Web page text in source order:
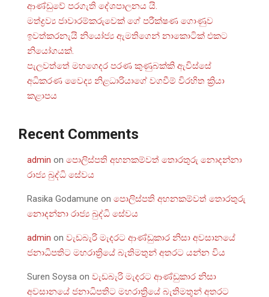
ආණ්ඩුවේ පරගැති දේශපාලනය යි.
මත්ද්‍රව්‍ය ජාවාරම්කරුවෙක් ගේ පරීක්ෂණ ගොණුව
ඉවත්කරනැයි නියෝජ්‍ය ඇමතිගෙන් නාකොටික් එකට
නියෝගයක්.
පැලවත්තේ මහගෙදර පරණ කුණුබක්කි ඇවිස්සේ
අධිකරණ වෛද්‍ය නිළධාරියාගේ වගවීම් විරහිත ක්‍රියා
කළාපය
Recent Comments
admin on පොලිස්පති අහනකම්වත් තොරතුරු නොදන්නා
රාජ්‍ය බුද්ධි සේවය
Rasika Godamune on පොලිස්පති අහනකම්වත් තොරතුරු
නොදන්නා රාජ්‍ය බුද්ධි සේවය
admin on වැඩබැරි මැදරට ආණ්ඩුකාර නිසා අවසානයේ
ජනාධිපතිට මහරාත්‍රියේ බැතිමතුන් අතරට යන්න විය
Suren Soysa on වැඩබැරි මැදරට ආණ්ඩුකාර නිසා
අවසානයේ ජනාධිපතිට මහරාත්‍රියේ බැතිමතුන් අතරට